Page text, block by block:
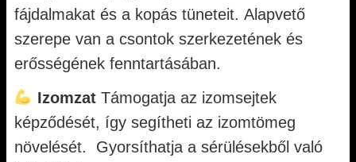
fájdalmakat és a kopás tüneteit. Alapvető
szerepe van a csontok szerkezetének és
erősségének fenntartásában.
Izomzat Támogatja az izomsejtek
képződését, így segítheti az izomtömeg
növelését. Gyorsíthatja a sérülésekből való